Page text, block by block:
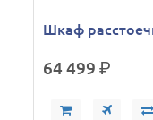
Шкаф
64 499р.